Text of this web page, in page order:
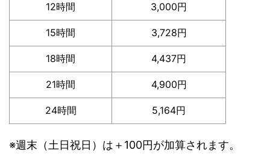
12時間 3,000円
15時間 3,728円
18時間 4,437円
21時間 4,900円
24時間 5,164円
※週末（土日祝日）は＋100円が加算されます。